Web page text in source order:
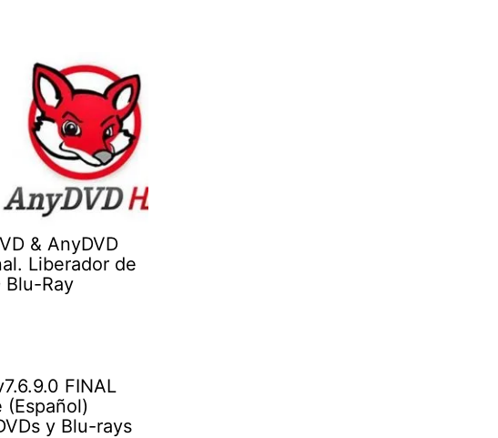
& AnyDVD
Liberador de
Blu-Ray
FINAL
y Blu-rays